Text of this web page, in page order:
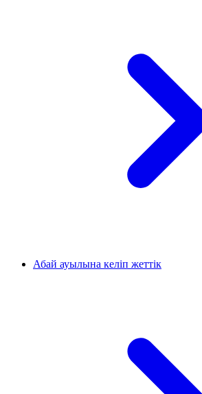
Абай ауылына келіп жеттік